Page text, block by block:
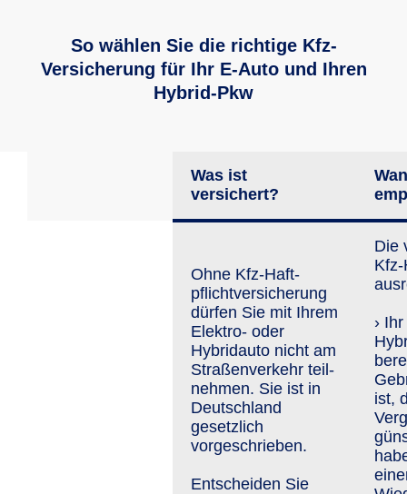
So wählen Sie die richtige Kfz-
Versicherung für Ihr E-Auto und Ihren
Hybrid-Pkw
Was ist
versichert?
Ohne Kfz-Haft­
pflicht­versiche­rung
dürfen Sie mit Ihrem
Elektro- oder
Hybridauto nicht am
Straßen­ver­kehr teil­
neh­men. Sie ist in
Deutschland
gesetzlich
vorgeschrieben.
Entscheiden Sie
Die
›
ist,